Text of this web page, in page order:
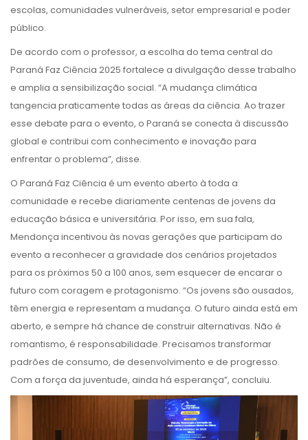
escolas, comunidades vulneráveis, setor empresarial e poder
público.
De acordo com o professor, a escolha do tema central do
Paraná Faz Ciência 2025 fortalece a divulgação desse trabalho
e amplia a sensibilização social. “A mudança climática
tangencia praticamente todas as áreas da ciência. Ao trazer
esse debate para o evento, o Paraná se conecta à discussão
global e contribui com conhecimento e inovação para
enfrentar o problema”, disse.
O Paraná Faz Ciência é um evento aberto à toda a
comunidade e recebe diariamente centenas de jovens da
educação básica e universitária. Por isso, em sua fala,
Mendonça incentivou às novas gerações que participam do
evento a reconhecer a gravidade dos cenários projetados
para os próximos 50 a 100 anos, sem esquecer de encarar o
futuro com coragem e protagonismo. “Os jovens são ousados,
têm energia e representam a mudança. O futuro ainda está em
aberto, e sempre há chance de construir alternativas. Não é
romantismo, é responsabilidade. Precisamos transformar
padrões de consumo, de desenvolvimento e de progresso.
Com a força da juventude, ainda há esperança”, concluiu.